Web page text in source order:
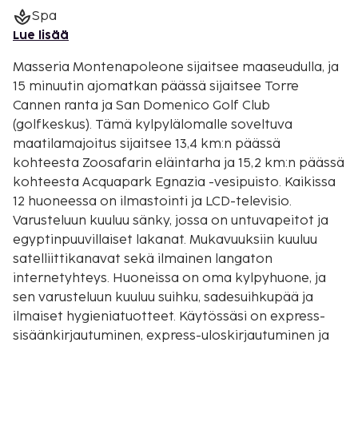
Spa
Lue lisää
Masseria Montenapoleone sijaitsee maaseudulla, ja
15 minuutin ajomatkan päässä sijaitsee Torre
Cannen ranta ja San Domenico Golf Club
(golfkeskus). Tämä kylpylälomalle soveltuva
maatilamajoitus sijaitsee 13,4 km:n päässä
kohteesta Zoosafarin eläintarha ja 15,2 km:n päässä
kohteesta Acquapark Egnazia -vesipuisto. Kaikissa
12 huoneessa on ilmastointi ja LCD-televisio.
Varusteluun kuuluu sänky, jossa on untuvapeitot ja
egyptinpuuvillaiset lakanat. Mukavuuksiin kuuluu
satelliittikanavat sekä ilmainen langaton
internetyhteys. Huoneissa on oma kylpyhuone, ja
sen varusteluun kuuluu suihku, sadesuihkupää ja
ilmaiset hygieniatuotteet. Käytössäsi on express-
sisäänkirjautuminen, express-uloskirjautuminen ja